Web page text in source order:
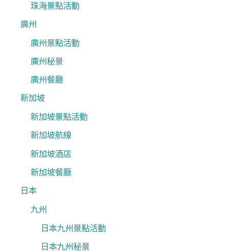
珠海景點活動
廣州
廣州景點活動
廣州秘景
廣州餐廳
新加坡
新加坡景點活動
新加坡航線
新加坡酒店
新加坡餐廳
日本
九州
日本九州景點活動
日本九州秘景